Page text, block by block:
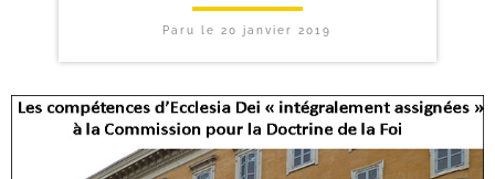
Paru le20 janvier 2019